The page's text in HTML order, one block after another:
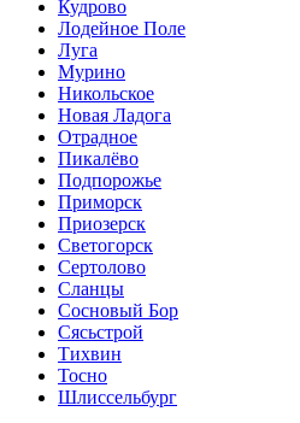
Кудрово
Лодейное Поле
Луга
Мурино
Никольское
Новая Ладога
Отрадное
Пикалёво
Подпорожье
Приморск
Приозерск
Светогорск
Сертолово
Сланцы
Сосновый Бор
Сясьстрой
Тихвин
Тосно
Шлиссельбург